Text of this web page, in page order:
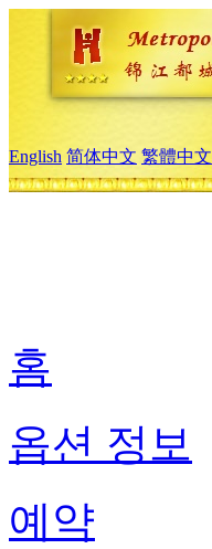
English 简体中文 繁體中文
홈
옵션 정보
예약